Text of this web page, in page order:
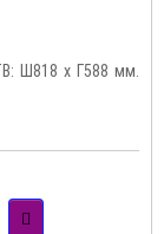
Ш818 х Г588 мм.